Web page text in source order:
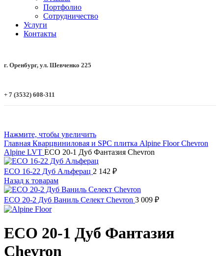
Портфолио
Сотрудничество
Услуги
Контакты
г. Оренбург, ул. Шевченко 225
+ 7 (3532) 608-311
Нажмите, чтобы увеличить
Главная Кварцвиниловая и SPC плитка Alpine FloorChevron
Alpine LVT ECO 20-1 Дуб Фантазия Chevron
ECO 16-22 Дуб Альферац 2 142 ₽
Назад к товарам
ECO 20-2 Дуб Ваниль Селект Chevron 3 009 ₽
ECO 20-1 Дуб Фантазия
Chevron